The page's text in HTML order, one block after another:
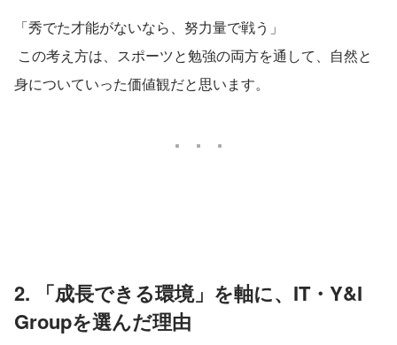
「秀でた才能がないなら、努力量で戦う」
身についていった価値観だと思います。
2. 「成長できる環境」を軸に、IT・Y&I
Groupを選んだ理由